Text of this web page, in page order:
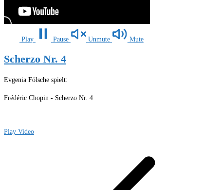
Play Pause Unmute Mute
Scherzo Nr. 4
Evgenia Fölsche spielt:
Frédéric Chopin - Scherzo Nr. 4
Play Video